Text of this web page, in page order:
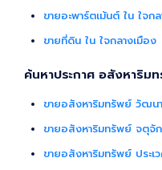
ขายอะพาร์ตเม้นต์ ใน ใจก
ขายที่ดิน ใน ใจกลางเมือง
ค้นหาประกาศ อสังหาริ
ขายอสังหาริมทรัพย์ วัฒนา
ขายอสังหาริมทรัพย์ จตุจั
ขายอสังหาริมทรัพย์ ประเ